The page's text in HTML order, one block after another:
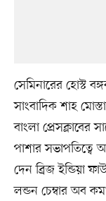
সেমিনারের হোস্ট
সাংবাদিক শাহ
বাংলা
পাশার সভাপতিত্বে
দেন ব্রিজ ইন্ডিয়া
লন্ডন চেম্বার অব